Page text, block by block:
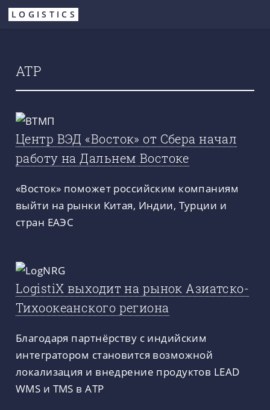
Перейти
LOGISTICS
АТР
Центр ВЭД «Восток» от Сбера начал
работу на Дальнем Востоке
«Восток» поможет российским компаниям
выйти на рынки Китая, Индии, Турции и
стран ЕАЭС
LogistiX выходит на рынок Азиатско-
Тихоокеанского региона
Благодаря партнёрству с индийским
интегратором становится возможной
локализация и внедрение продуктов LEAD
WMS и TMS в АТР